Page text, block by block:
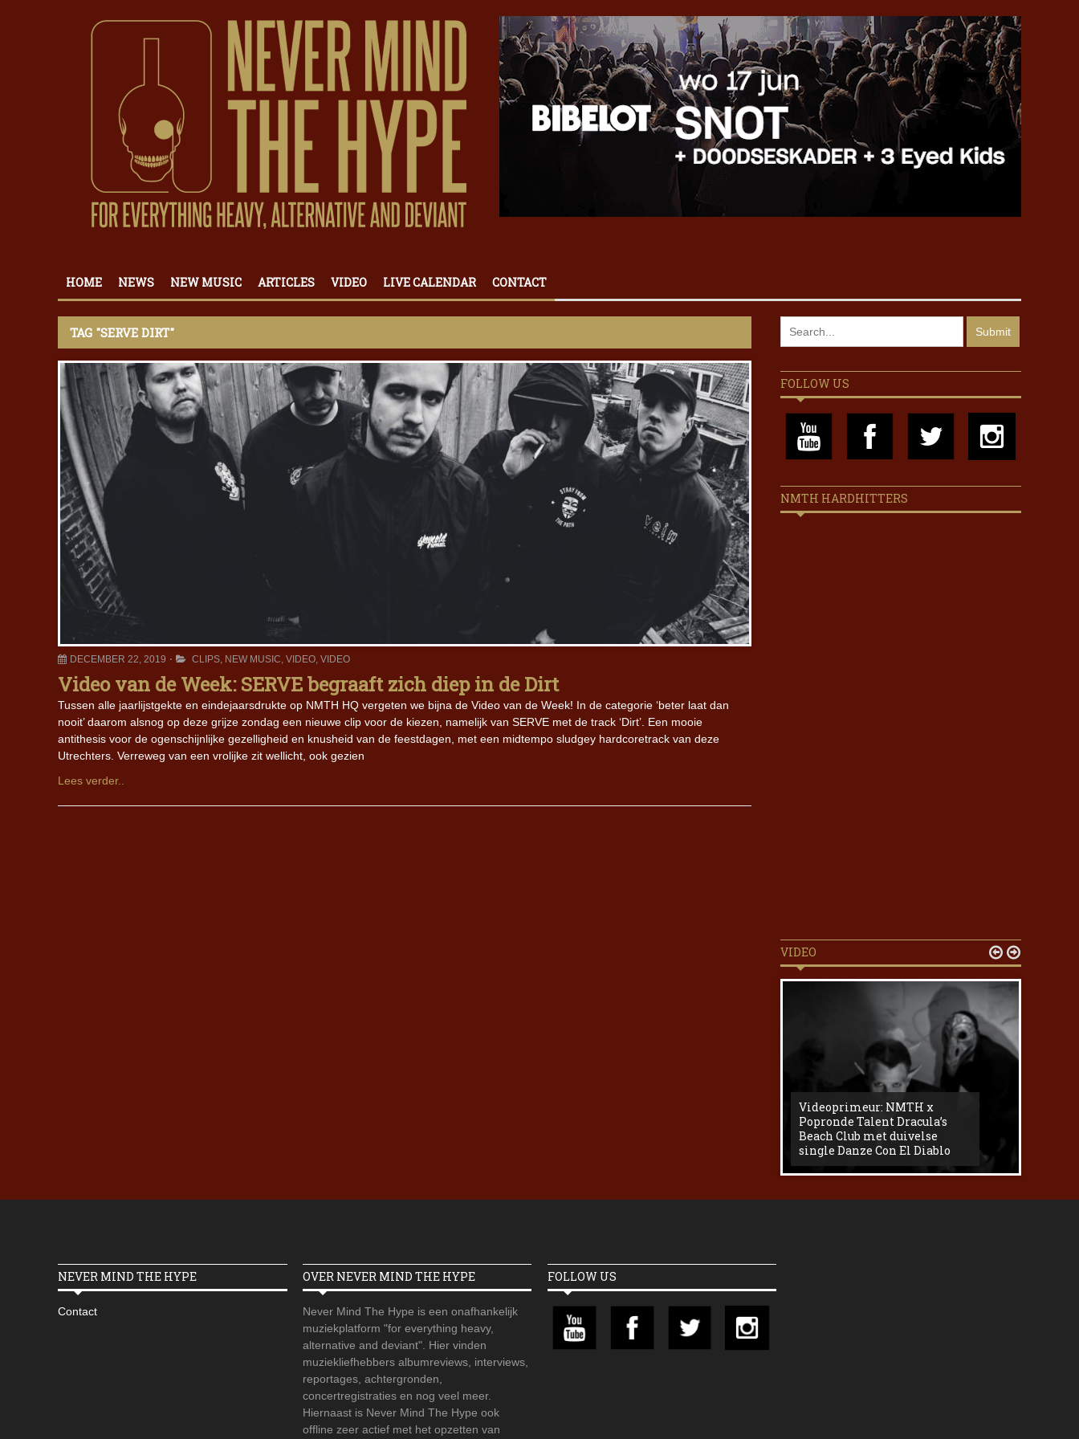
HOME NEWS NEW MUSIC ARTICLES VIDEO LIVE CALENDAR CONTACT
TAG "SERVE DIRT"
DECEMBER 22, 2019 CLIPS, NEW MUSIC, VIDEO, VIDEO
Video van de Week: SERVE begraaft zich diep in de Dirt
Tussen alle jaarlijstgekte en eindejaarsdrukte op NMTH HQ vergeten we bijna de Video van de Week! In de categorie ‘beter laat dan
nooit’ daarom alsnog op deze grijze zondag een nieuwe clip voor de kiezen, namelijk van SERVE met de track ‘Dirt’. Een mooie
antithesis voor de ogenschijnlijke gezelligheid en knusheid van de feestdagen, met een midtempo sludgey hardcoretrack van deze
Utrechters. Verreweg van een vrolijke zit wellicht, ook gezien
Lees verder..
FOLLOW US
NMTH HARDHITTERS
VIDEO
Videoprimeur: NMTH x
Popronde Talent Dracula’s
Beach Club met duivelse
single Danze Con El Diablo
 
NEVER MIND THE HYPE
Contact
OVER NEVER MIND THE HYPE
Never Mind The Hype is een onafhankelijk
muziekplatform "for everything heavy,
alternative and deviant". Hier vinden
muziekliefhebbers albumreviews, interviews,
reportages, achtergronden,
concertregistraties en nog veel meer.
Hiernaast is Never Mind The Hype ook
offline zeer actief met het opzetten van
FOLLOW US